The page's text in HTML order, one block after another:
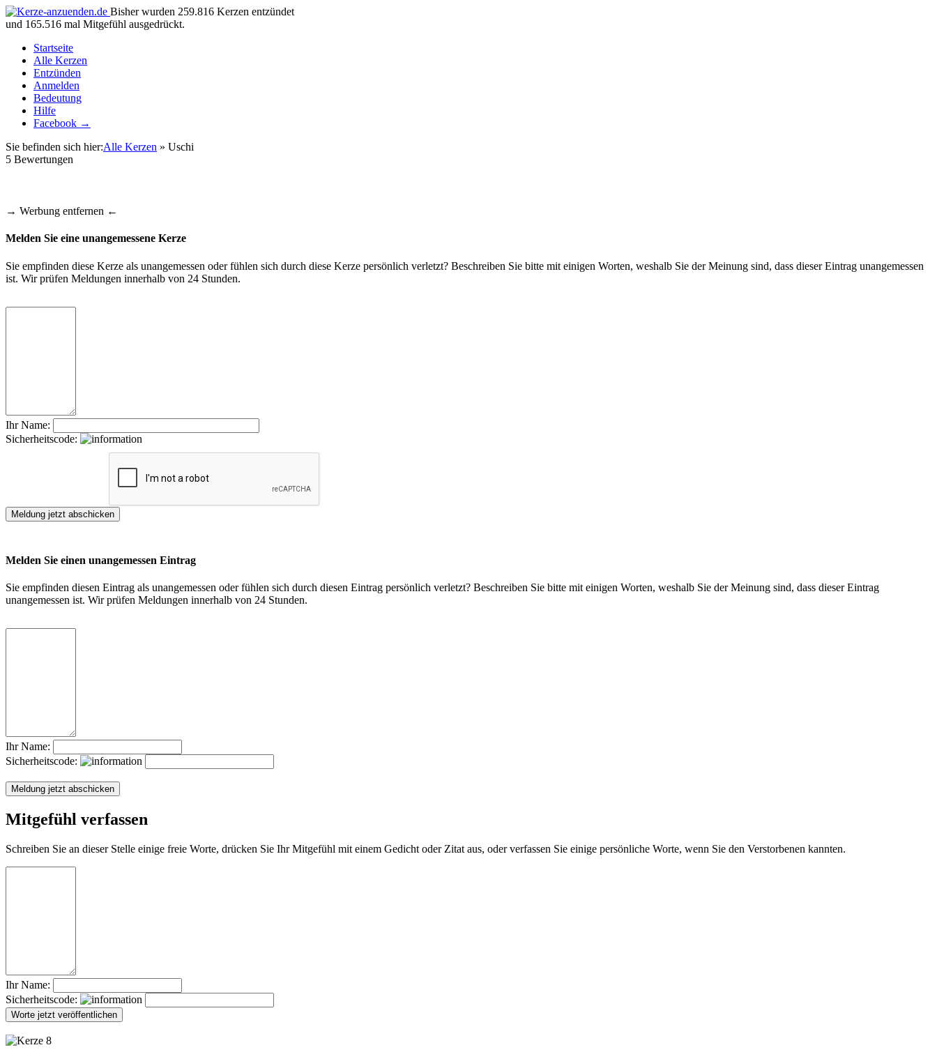
Bisher wurden 259.816 Kerzen entzündet
und 165.516 mal Mitgefühl ausgedrückt.
Startseite
Alle Kerzen
Entzünden
Anmelden
Bedeutung
Hilfe
Facebook →
Sie befinden sich hier:Alle Kerzen » Uschi
5 Bewertungen
→ Werbung entfernen ←
Melden Sie eine unangemessene Kerze
Sie empfinden diese Kerze als unangemessen oder fühlen sich durch diese Kerze persönlich verletzt? Beschreiben Sie bitte mit einigen Worten, weshalb Sie der Meinung sind, dass dieser Eintrag unangemessen
ist. Wir prüfen Meldungen innerhalb von 24 Stunden.
Ihr Name:
Sicherheitscode:
Melden Sie einen unangemessen Eintrag
Sie empfinden diesen Eintrag als unangemessen oder fühlen sich durch diesen Eintrag persönlich verletzt? Beschreiben Sie bitte mit einigen Worten, weshalb Sie der Meinung sind, dass dieser Eintrag
unangemessen ist. Wir prüfen Meldungen innerhalb von 24 Stunden.
Ihr Name:
Sicherheitscode:
Mitgefühl verfassen
Schreiben Sie an dieser Stelle einige freie Worte, drücken Sie Ihr Mitgefühl mit einem Gedicht oder Zitat aus, oder verfassen Sie einige persönliche Worte, wenn Sie den Verstorbenen kannten.
Ihr Name:
Sicherheitscode: